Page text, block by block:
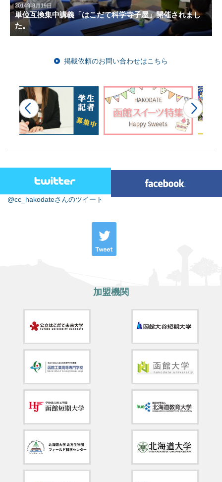
2014年8月19日
単位互換集中講義「はこだて科学寺子屋」開催されまし
た。
掲載依頼のお問い合わせはこちら
@cc_hakodateさんのツイート
加盟機関